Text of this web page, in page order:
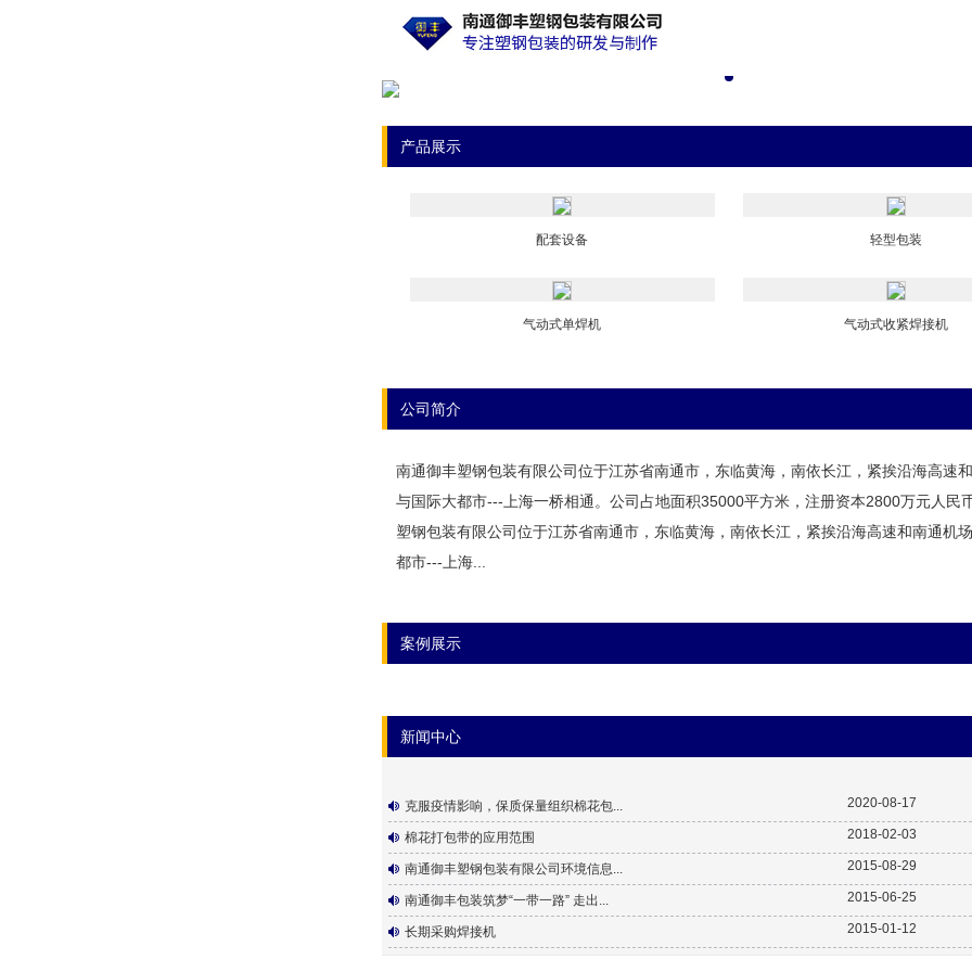
产品展示
配套设备 轻型包装
气动式单焊机 气动式收紧焊接机
公司简介
南通御丰塑钢包装有限公司位于江苏省南通市，东临黄海，南依长江，紧挨沿海高速和
与国际大都市---上海一桥相通。公司占地面积35000平方米，注册资本2800万元人民
塑钢包装有限公司位于江苏省南通市，东临黄海，南依长江，紧挨沿海高速和南通机
都市---上海...
案例展示
新闻中心
克服疫情影响，保质保量组织棉花包... 2020-08-17
棉花打包带的应用范围 2018-02-03
南通御丰塑钢包装有限公司环境信息... 2015-08-29
南通御丰包装筑梦“一带一路” 走出... 2015-06-25
长期采购焊接机 2015-01-12